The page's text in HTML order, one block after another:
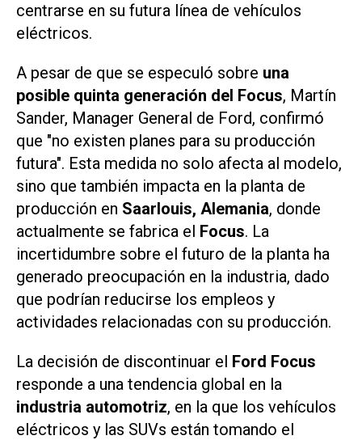
centrarse en su futura línea de vehículos
eléctricos.
A pesar de que se especuló sobre una
posible quinta generación del Focus, Martín
Sander, Manager General de Ford, confirmó
que "no existen planes para su producción
futura". Esta medida no solo afecta al modelo,
sino que también impacta en la planta de
producción en Saarlouis, Alemania, donde
actualmente se fabrica el Focus. La
incertidumbre sobre el futuro de la planta ha
generado preocupación en la industria, dado
que podrían reducirse los empleos y
actividades relacionadas con su producción.
La decisión de discontinuar el Ford Focus
responde a una tendencia global en la
industria automotriz, en la que los vehículos
eléctricos y las SUVs están tomando el